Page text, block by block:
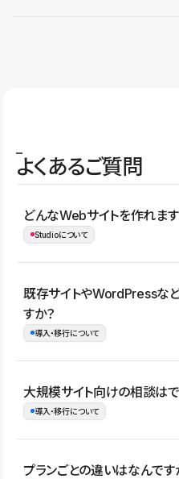
よくあるご質問
どんなWebサイトを作れます
Studioについて
コーポレートサイト、サービス
グ・メディア、イベントサイト
ォリオなど幅広く制作できます。
既存サイトやWordPressな
すか？
導入・移行について
はい。既存サイトの構成やコン
Studio上に再構築する形で移行
イト全体のデザインや設定がそ
大規模サイト向けの相談は
導入・移行について
はい。アクセス規模が大きいサ
プランごとの違いはなんです